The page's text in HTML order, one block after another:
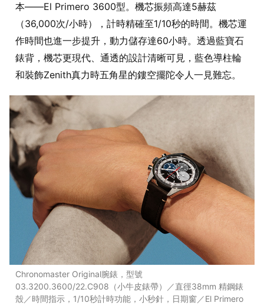
本——El Primero 3600型。機芯振頻高達5赫茲
（36,000次/小時），計時精確至1/10秒的時間。機芯運
作時間也進一步提升，動力儲存達60小時。透過藍寶石
錶背，機芯更現代、通透的設計清晰可見，藍色導柱輪
和裝飾Zenith真力時五角星的鏤空擺陀令人一見難忘。
Chronomaster Original腕錶，型號
03.3200.3600/22.C908（小牛皮錶帶）／直徑38mm 精鋼錶
殼／時間指示，1/10秒計時功能，小秒針，日期窗／El Primero